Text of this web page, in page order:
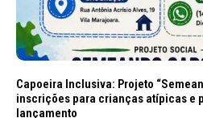
Capoeira Inclusiva: Projeto
inscrições para crianças atípicas e
lançamento